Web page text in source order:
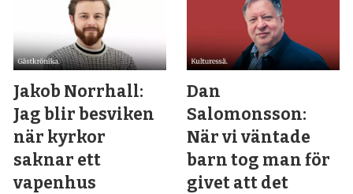
Jakob Norrhall:
Jag blir besviken
när kyrkor
saknar ett
vapenhus
Dan
Salomonsson:
När vi väntade
barn tog man för
givet att det